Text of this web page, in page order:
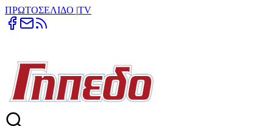
ΠΡΩΤΟΣΕΛΙΔΟ |TV